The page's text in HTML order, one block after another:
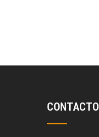
CONTACTO